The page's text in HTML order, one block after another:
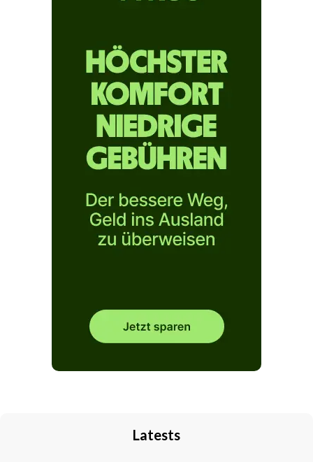
Latests